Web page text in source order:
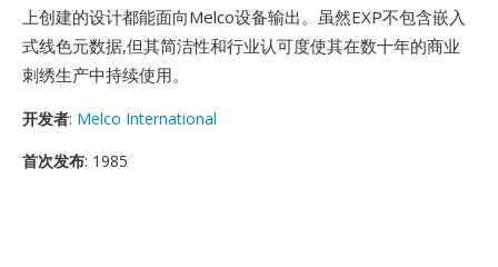
上创建的设计都能面向Melco设备输出。虽然EXP不包含嵌入
式线色元数据,但其简洁性和行业认可度使其在数十年的商业
刺绣生产中持续使用。
开发者: Melco International
首次发布: 1985